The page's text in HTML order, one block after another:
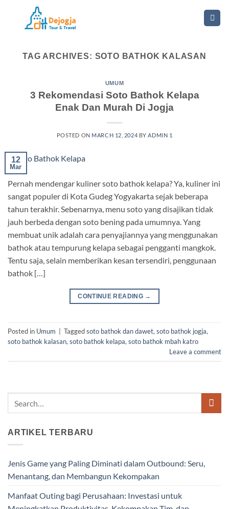
content
TAG ARCHIVES: SOTO BATHOK KALASAN
UMUM
3 Rekomendasi Soto Bathok Kelapa
Enak Dan Murah Di Jogja
POSTED ON MARCH 12, 2024 BY ADMIN 1
12
Mar
Pernah mendengar kuliner soto bathok kelapa? Ya, kuliner ini
sangat populer di Kota Gudeg Yogyakarta sejak beberapa
tahun terakhir. Sebenarnya, menu soto yang disajikan tidak
jauh berbeda dengan soto bening pada umumnya. Yang
membuat unik adalah cara penyajiannya yang menggunakan
bathok atau tempurung kelapa sebagai pengganti mangkok.
Tentu saja, selain memberikan kesan tersendiri, penggunaan
bathok […]
CONTINUE READING →
Posted in Umum Taggedsoto bathok dan dawet,soto bathok jogja,
soto bathok kalasan,soto bathok kelapa,soto bathok mbah katro
Leave a comment
ARTIKEL TERBARU
Jenis Game yang Paling Diminati dalam Outbound: Seru,
Menantang, dan Membangun Kekompakan
Manfaat Outing bagi Perusahaan: Investasi untuk